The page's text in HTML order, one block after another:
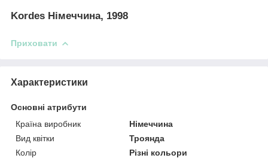
Kordes Німеччина, 1998
Приховати
Характеристики
Основні атрибути
Країна виробник
Німеччина
Вид квітки
Троянда
Колір
Різні кольори